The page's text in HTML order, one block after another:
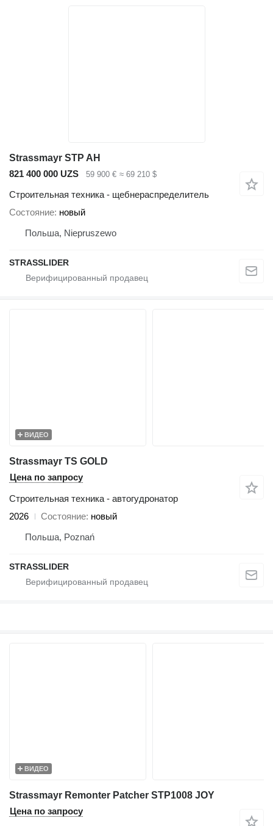
Strassmayr STP AH
821 400 000 UZS
59 900 € ≈ 69 210 $
Строительная техника - щебнераспределитель
Состояние новый
Польша, Niepruszewo
STRASSLIDER
ВИДЕО
Strassmayr TS GOLD
Цена по запросу
Строительная техника - автогудронатор
2026
Состояние новый
Польша, Poznań
STRASSLIDER
ВИДЕО
Strassmayr Remonter Patcher STP1008 JOY
Цена по запросу